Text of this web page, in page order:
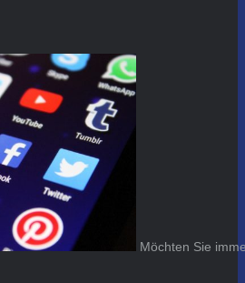
Möchten Sie